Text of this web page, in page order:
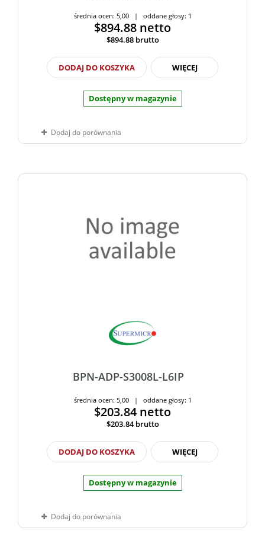
średnia ocen: 5,00 | oddane głosy: 1
$894.88 netto
$894.88 brutto
DODAJ DO KOSZYKA WIĘCEJ
Dostępny w magazynie
Dodaj do porównania
BPN-ADP-S3008L-L6IP
średnia ocen: 5,00 | oddane głosy: 1
$203.84 netto
$203.84brutto
DODAJ DO KOSZYKA WIĘCEJ
Dostępny w magazynie
Dodaj do porównania